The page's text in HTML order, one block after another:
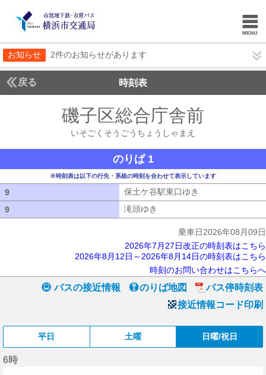
お知らせ 2件のお知らせがあります
戻る 時刻表
磯子区総合庁舎前
いそごくそうごうちょうしゃまえ
のりば 1
※時刻表は以下の行先・系統の時刻を合わせて表示しています
9 保土ケ谷駅東口ゆき
9
滝頭ゆき
乗車日2026年08月09日
2026年7月27日改正の時刻表はこちら
2026年8月12日～2026年8月14日の時刻表はこちら
時刻のお問い合わせはこちらへ
バスの接近情報 のりば地図
バス停時刻表
接近情報コード印刷
平日 土曜 日曜/祝日
6時